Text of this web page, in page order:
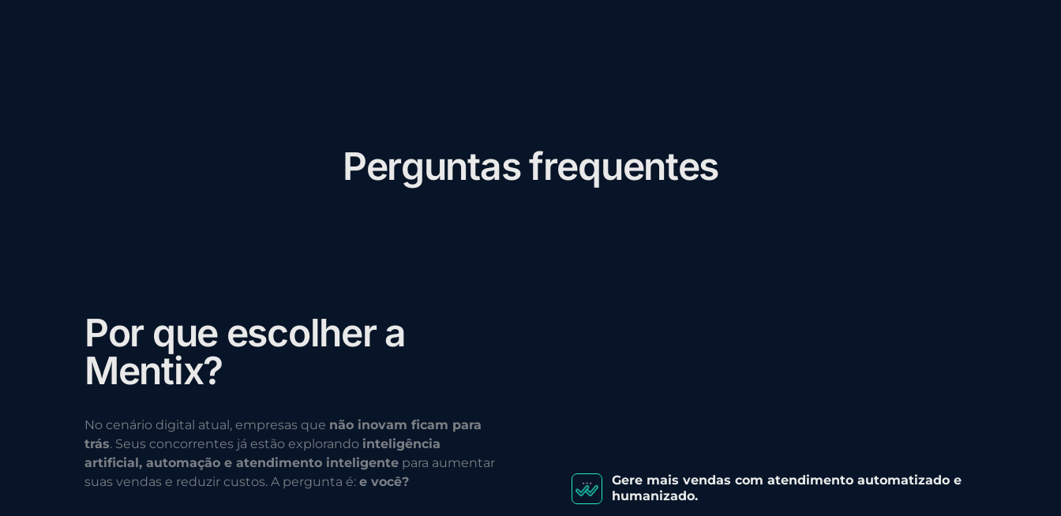
Perguntasfrequentes
Por que escolhera
Mentix?
No cenário digital atual, empresas que não inovam ficam para
trás. Seus concorrentes já estão explorando inteligência
artificial, automação e atendimento inteligente para aumentar
suas vendas e reduzir custos. A pergunta é: e você?
Gere mais vendas com atendimento automatizado e
humanizado.